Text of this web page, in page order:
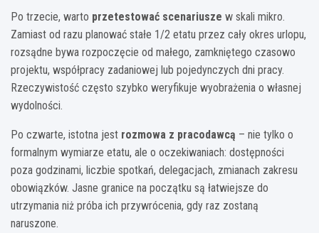
Po trzecie, warto przetestować scenariusze w skali mikro.
Zamiast od razu planować stałe 1/2 etatu przez cały okres urlopu,
rozsądne bywa rozpoczęcie od małego, zamkniętego czasowo
projektu, współpracy zadaniowej lub pojedynczych dni pracy.
Rzeczywistość często szybko weryfikuje wyobrażenia o własnej
wydolności.
Po czwarte, istotna jest rozmowa z pracodawcą – nie tylko o
formalnym wymiarze etatu, ale o oczekiwaniach: dostępności
poza godzinami, liczbie spotkań, delegacjach, zmianach zakresu
obowiązków. Jasne granice na początku są łatwiejsze do
utrzymania niż próba ich przywrócenia, gdy raz zostaną
naruszone.